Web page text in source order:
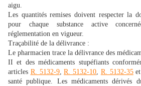
aigu.
Les quantités remises doivent respecter la
pour chaque substance active
réglementation en vigueur.
Traçabilité de la délivrance :
Le pharmacien trace la délivrance des
II et des médicaments stupéfiants
articles R. 5132-9,R. 5132-10 R. 5132-35
santé publique. Les médicaments dérivés